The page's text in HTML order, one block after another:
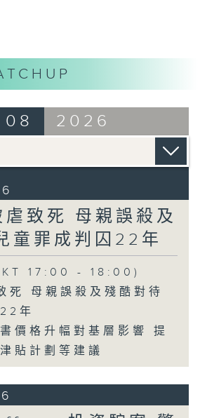
2026
致死 母親誤殺及
童罪成判囚22年
17:00 - 18:00)
死 母親誤殺及殘酷對待
年
價格升幅對基層影響 提
貼計劃等建議